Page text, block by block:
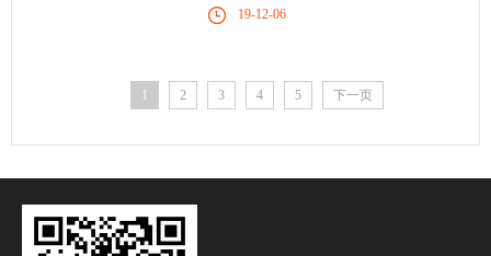
19-12-06
1 2 3 4 5 下一页